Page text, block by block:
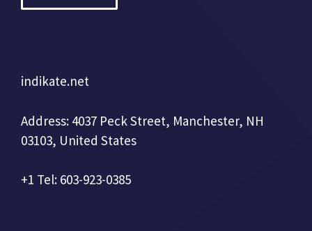
indikate.net
Address: 4037 Peck Street, Manchester, NH
03103, United States
+1 Tel: 603-923-0385